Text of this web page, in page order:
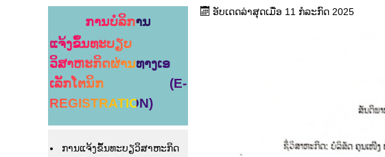
ການບໍລິການ
ແຈ້ງຂຶ້ນທະບຽບ
ວິສາຫະກິດຜ່ານທາງເອ
ເລັກໂຕນິກ (E-
REGISTRATION)
ການແຈ້ງຂຶ້ນທະບຽວິສາຫະກິດ
ອັບເດດລ່າສຸດເມື່ອ 11 ກໍລະກົດ 2025